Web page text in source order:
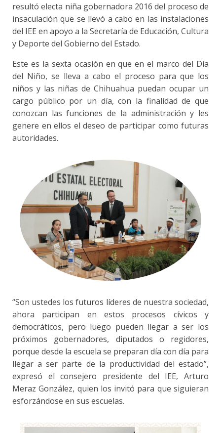
resultó electa niña gobernadora 2016 del proceso de
insaculación que se llevó a cabo en las instalaciones
del IEE en apoyo a la Secretaría de Educación, Cultura
y Deporte del Gobierno del Estado.
Este es la sexta ocasión en que en el marco del Día
del Niño, se lleva a cabo el proceso para que los
niños y las niñas de Chihuahua puedan ocupar un
cargo público por un día, con la finalidad de que
conozcan las funciones de la administración y les
genere en ellos el deseo de participar como futuras
autoridades.
“Son ustedes los futuros líderes de nuestra sociedad,
ahora participan en estos procesos cívicos y
democráticos, pero luego pueden llegar a ser los
próximos gobernadores, diputados o regidores,
porque desde la escuela se preparan día con día para
llegar a ser parte de la productividad del estado”,
expresó el consejero presidente del IEE, Arturo
Meraz González, quien los invitó para que siguieran
esforzándose en sus escuelas.